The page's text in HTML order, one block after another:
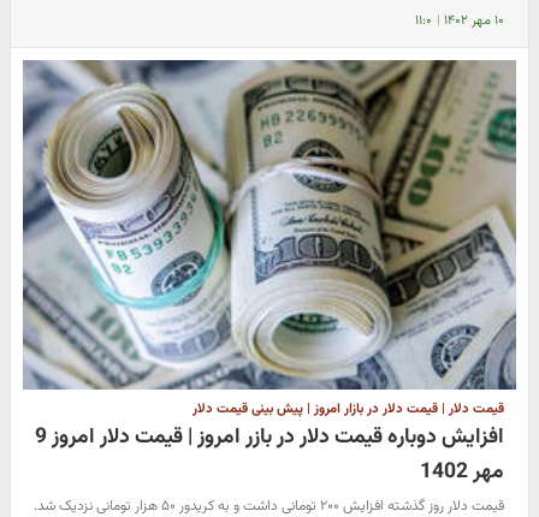
۱۰ مهر ۱۴۰۲ | ۱۱:۰
قیمت دلار | قیمت دلار در بازار امروز | پیش بینی قیمت دلار
افزایش دوباره قیمت دلار در بازر امروز | قیمت دلار امروز 9
مهر 1402
قیمت دلار روز گذشته افزایش ۲۰۰ تومانی داشت و به کریدور ۵۰ هزار تومانی نزدیک شد.